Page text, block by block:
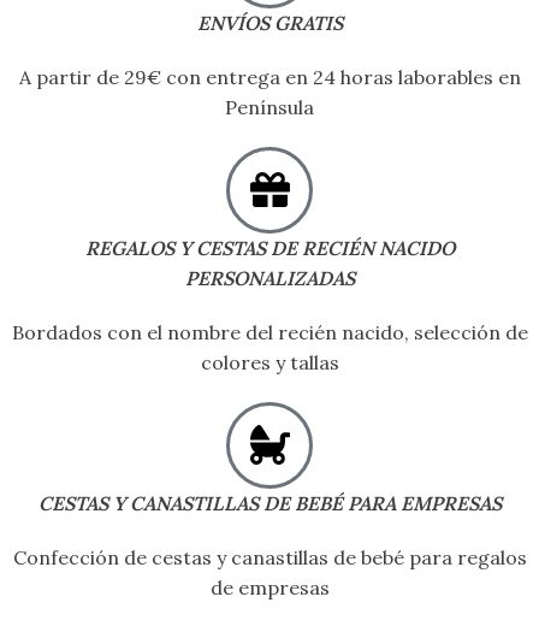
ENVÍOS GRATIS
A partir de 29€ con entrega en 24 horas laborables en
Península
REGALOS Y CESTAS DE RECIÉN NACIDO
PERSONALIZADAS
Bordados con el nombre del recién nacido, selección de
colores y tallas
CESTAS Y CANASTILLAS DE BEBÉ PARA EMPRESAS
Confección de cestas y canastillas de bebé para regalos
de empresas